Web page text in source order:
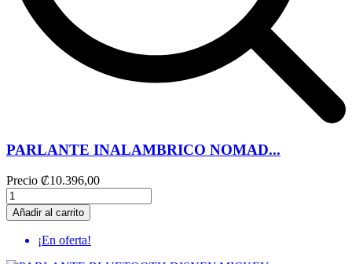
PARLANTE INALAMBRICO NOMAD...
Precio ₡10.396,00
Añadir al carrito
¡En oferta!